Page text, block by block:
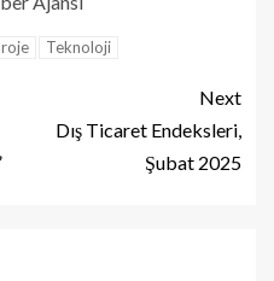
Teknoloji
Next
Dış Ticaret Endeksleri,
Şubat 2025